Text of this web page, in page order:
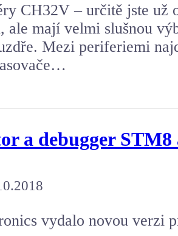
CH32V – určitě jste už
ale mají velmi slušnou
Mezi periferiemi
a debugger
vydalo novou verzi